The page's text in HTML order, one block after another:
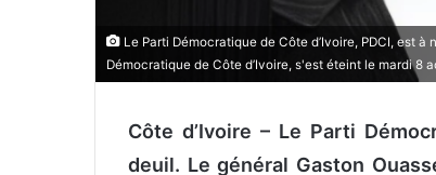
Le Parti Démocratique de Côte d’Ivoire, PDCI, est
Démocratique de Côte d’Ivoire, s'est éteint le mardi 8
Côte d’Ivoire – Le Parti
deuil. Le général Gaston